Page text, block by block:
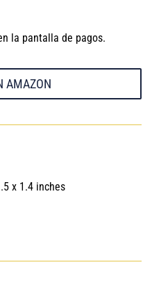
la pantalla de pagos.
AMAZON
x 1.4 inches